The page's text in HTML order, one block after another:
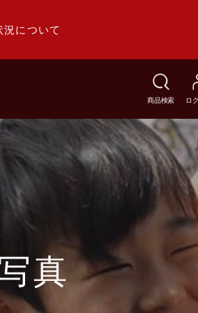
況について
商品検索 ロ
真